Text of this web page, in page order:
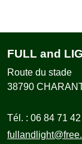
FULL and
Route du stade
38790
Tél. : 06 84 71 42